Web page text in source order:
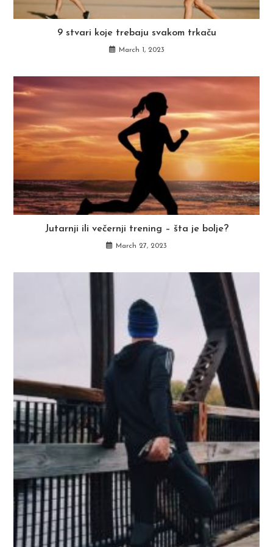
9 stvari koje trebaju svakom trkaču
March 1, 2023
Jutarnji ili večernji trening – šta je bolje?
March 27, 2023